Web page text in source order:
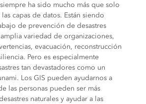
ha sido mucho más que solo
capas de datos. Están siendo
de prevención de desastres
variedad de organizaciones,
evacuación, reconstrucción
Pero es especialmente
tan devastadores como un
Los GIS pueden ayudarnos a
las personas pueden ser más
naturales y ayudar a las